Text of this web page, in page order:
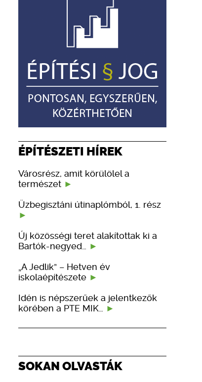
ÉPÍTÉSZETI HÍREK
Városrész, amit körülölel a
természet
Üzbegisztáni útinaplómból, 1. rész
Új közösségi teret alakítottak ki a
Bartók-negyed…
„A Jedlik” – Hetven év
iskolaépítészete
Idén is népszerűek a jelentkezők
körében a PTE MIK…
SOKAN OLVASTÁK